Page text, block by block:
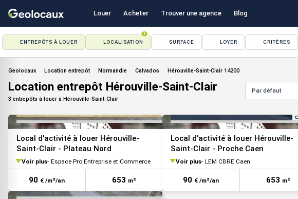
Louer Acheter Trouver une agence Blog
ENTREPÔTS À LOUER LOCALISATION
1
SURFACE LOYER CRITÈRES
Geolocaux Location entrepôt Normandie Calvados Hérouville-Saint-Clair 14200
Location entrepôt Hérouville-Saint-Clair
3 entrepôts à louer à Hérouville-Saint-Clair
Par défaut
VOIR TOUTES LES PHOTOS
Local d'activité à louer Hérouville-
Saint-Clair - Plateau Nord
Voir plus Espace Pro Entreprise et Commerce
90 € /m²/an 653 m²
Local d'activité à louer Hérouville-
Saint-Clair - Proche Caen
Voir plus LEM CBRE Caen
90 € /m²/an 653 m²
VOIR TOUTES LES PHOTOS